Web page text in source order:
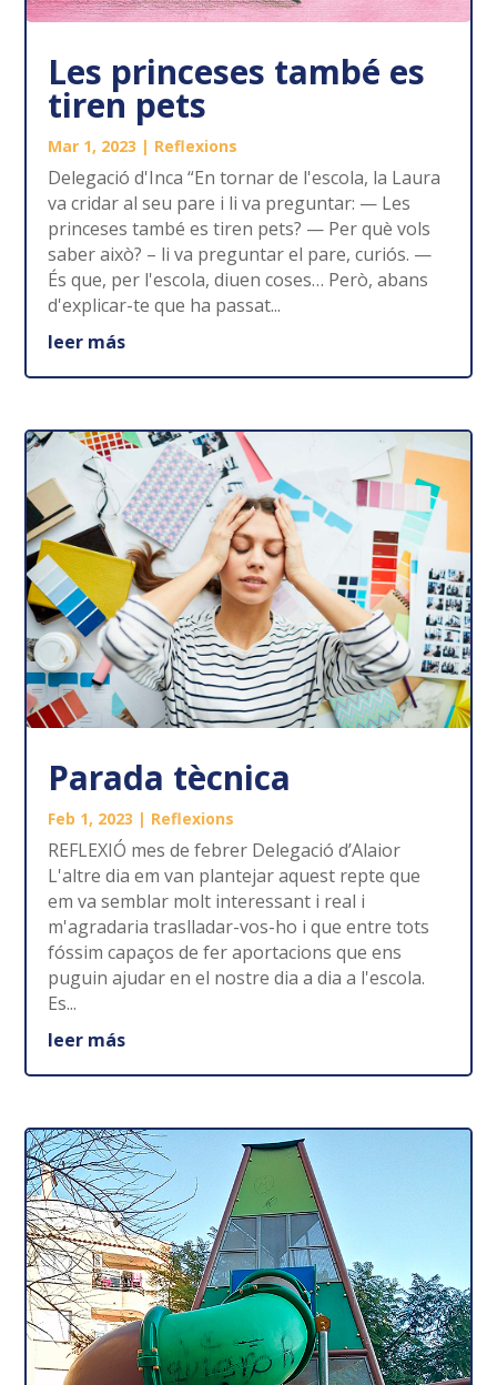
Les princeses també es
tiren pets
Mar 1, 2023 | Reflexions
Delegació d'Inca “En tornar de l'escola, la Laura
va cridar al seu pare i li va preguntar: — Les
princeses també es tiren pets? — Per què vols
saber això? – li va preguntar el pare, curiós. —
És que, per l'escola, diuen coses… Però, abans
d'explicar-te que ha passat...
leer más
Parada tècnica
Feb 1, 2023 | Reflexions
REFLEXIÓ mes de febrer Delegació d’Alaior
L'altre dia em van plantejar aquest repte que
em va semblar molt interessant i real i
m'agradaria traslladar-vos-ho i que entre tots
fóssim capaços de fer aportacions que ens
puguin ajudar en el nostre dia a dia a l'escola.
Es...
leer más